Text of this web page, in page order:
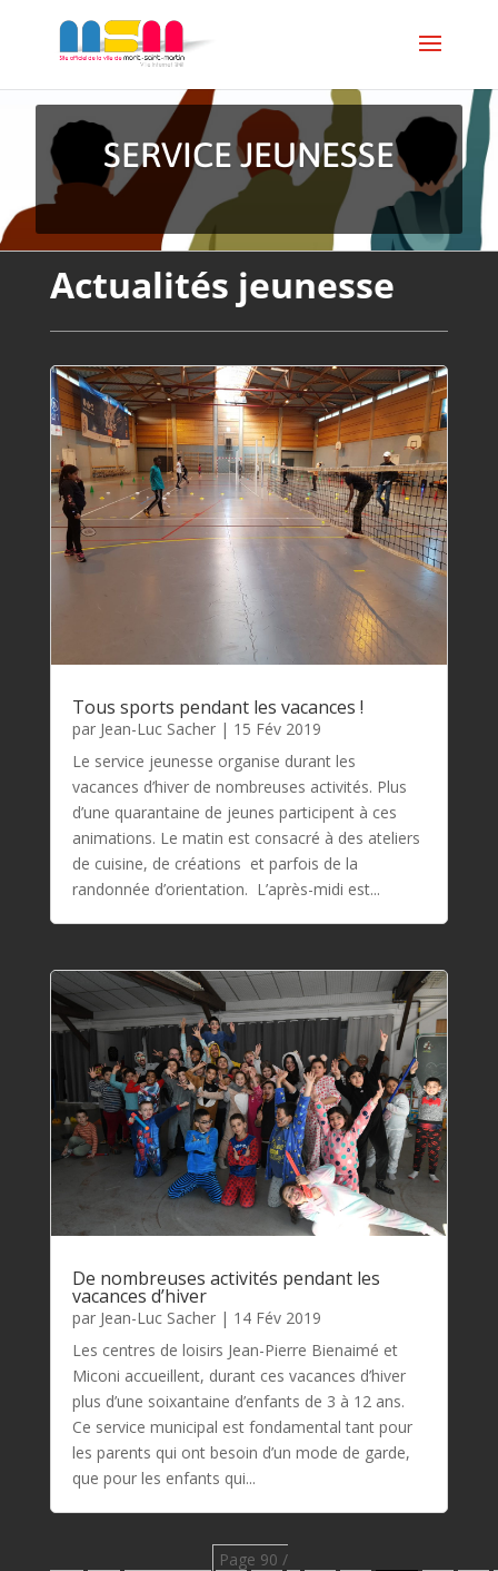
SERVICE JEUNESSE
Actualités jeunesse
Tous sports pendant les vacances !
par Jean-Luc Sacher| 15 Fév 2019
Le service jeunesse organise durant les
vacances d’hiver de nombreuses activités. Plus
d’une quarantaine de jeunes participent à ces
animations. Le matin est consacré à des ateliers
de cuisine, de créations et parfois de la
randonnée d’orientation. L’après-midi est...
De nombreuses activités pendant les
vacances d’hiver
par Jean-Luc Sacher| 14 Fév 2019
Les centres de loisirs Jean-Pierre Bienaimé et
Miconi accueillent, durant ces vacances d’hiver
plus d’une soixantaine d’enfants de 3 à 12 ans.
Ce service municipal est fondamental tant pour
les parents qui ont besoin d’un mode de garde,
que pour les enfants qui...
Page 90 /